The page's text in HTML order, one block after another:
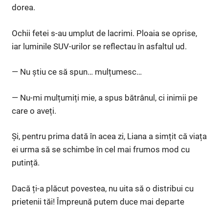
dorea.
Ochii fetei s-au umplut de lacrimi. Ploaia se oprise,
iar luminile SUV-urilor se reflectau în asfaltul ud.
— Nu știu ce să spun… mulțumesc…
— Nu-mi mulțumiți mie, a spus bătrânul, ci inimii pe
care o aveți.
Și, pentru prima dată în acea zi, Liana a simțit că viața
ei urma să se schimbe în cel mai frumos mod cu
putință.
Dacă ți-a plăcut povestea, nu uita să o distribui cu
prietenii tăi! Împreună putem duce mai departe